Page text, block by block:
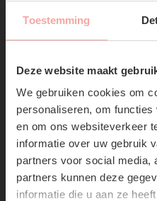
Toestemming
Deze website maakt
We gebruiken cookies om
personaliseren, om
en om ons websiteverkeer
informatie over uw gebruik
partners voor social media,
partners kunnen deze
informatie die u aan ze
SUBSCRIBE
10% OFF
ORDER!
Don't miss out on our
DIRECT
Vandaag verzonden?
RECENTE